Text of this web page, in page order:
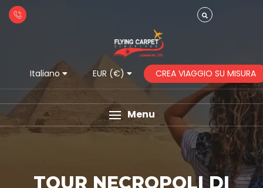
Italiano EUR (€) CREA VIAGGIO SU MISURA
Menu
TOUR NECROPOLI DI